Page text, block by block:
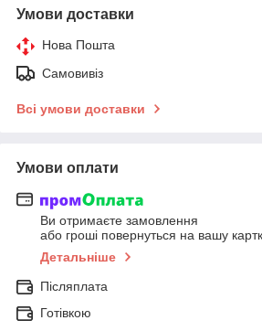
Умови доставки
Нова Пошта
Самовивіз
Всі умови доставки
Умови оплати
Ви отримаєте замовлення
або гроші повернуться на вашу
Детальніше
Післяплата
Готівкою